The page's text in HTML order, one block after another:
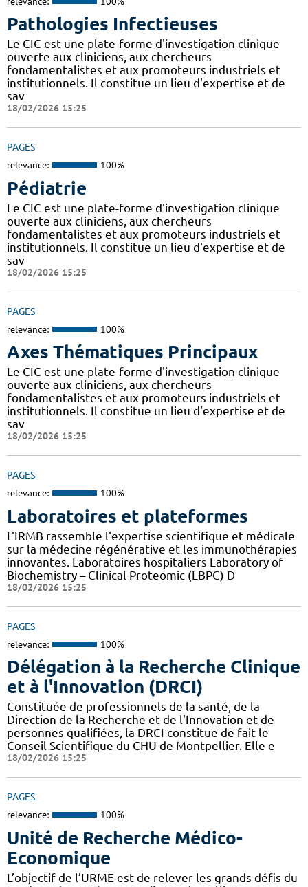
Pathologies Infectieuses
Le CIC est une plate-forme d'investigation clinique
ouverte aux cliniciens, aux chercheurs
fondamentalistes et aux promoteurs industriels et
institutionnels. Il constitue un lieu d'expertise et de
sav
18/02/2026 15:25
PAGES
relevance: 100%
Pédiatrie
Le CIC est une plate-forme d'investigation clinique
ouverte aux cliniciens, aux chercheurs
fondamentalistes et aux promoteurs industriels et
institutionnels. Il constitue un lieu d'expertise et de
sav
18/02/2026 15:25
PAGES
relevance: 100%
Axes Thématiques Principaux
Le CIC est une plate-forme d'investigation clinique
ouverte aux cliniciens, aux chercheurs
fondamentalistes et aux promoteurs industriels et
institutionnels. Il constitue un lieu d'expertise et de
sav
18/02/2026 15:25
PAGES
relevance: 100%
Laboratoires et plateformes
L'IRMB rassemble l'expertise scientifique et médicale
sur la médecine régénérative et les immunothérapies
innovantes. Laboratoires hospitaliers Laboratory of
Biochemistry – Clinical Proteomic (LBPC) D
18/02/2026 15:25
PAGES
relevance: 100%
Délégation à la Recherche Clinique
et à l'Innovation (DRCI)
Constituée de professionnels de la santé, de la
Direction de la Recherche et de l'Innovation et de
personnes qualifiées, la DRCI constitue de fait le
Conseil Scientifique du CHU de Montpellier. Elle e
18/02/2026 15:25
PAGES
relevance: 100%
Unité de Recherche Médico-
Economique
L’objectif de l’URME est de relever les grands défis du